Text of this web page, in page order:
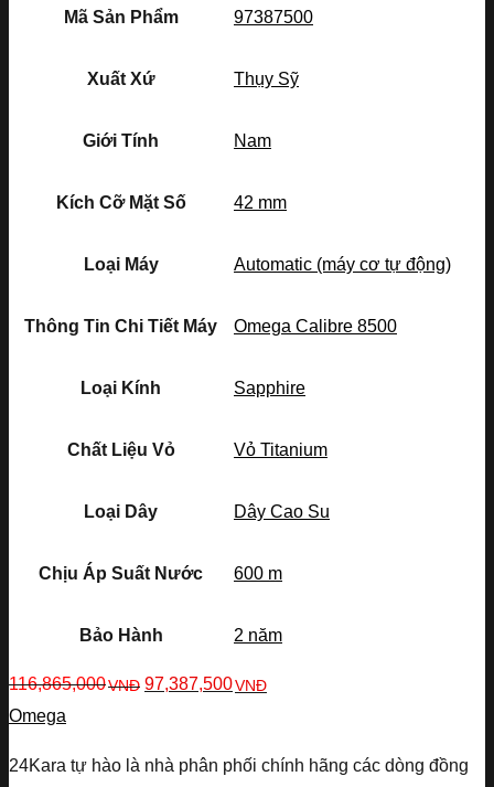
Mã Sản Phẩm 97387500
Xuất Xứ Thụy Sỹ
Giới Tính Nam
Kích Cỡ Mặt Số 42 mm
Loại Máy Automatic (máy cơ tự động)
Thông Tin Chi Tiết Máy Omega Calibre 8500
Loại Kính Sapphire
Chất Liệu Vỏ Vỏ Titanium
Loại Dây Dây Cao Su
Chịu Áp Suất Nước 600 m
Bảo Hành 2 năm
116,865,000VNĐ 97,387,500VNĐ
Omega
24Kara tự hào là nhà phân phối chính hãng các dòng đồng